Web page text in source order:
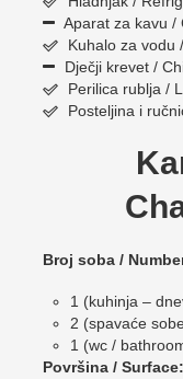
Aparat za kavu /
Kuhalo za vodu
Dječji krevet /
Perilica rublja /
Posteljina i
Broj soba /
1 (kuhinja –
2 (spavaće
1 (wc /
Površina / Surface: